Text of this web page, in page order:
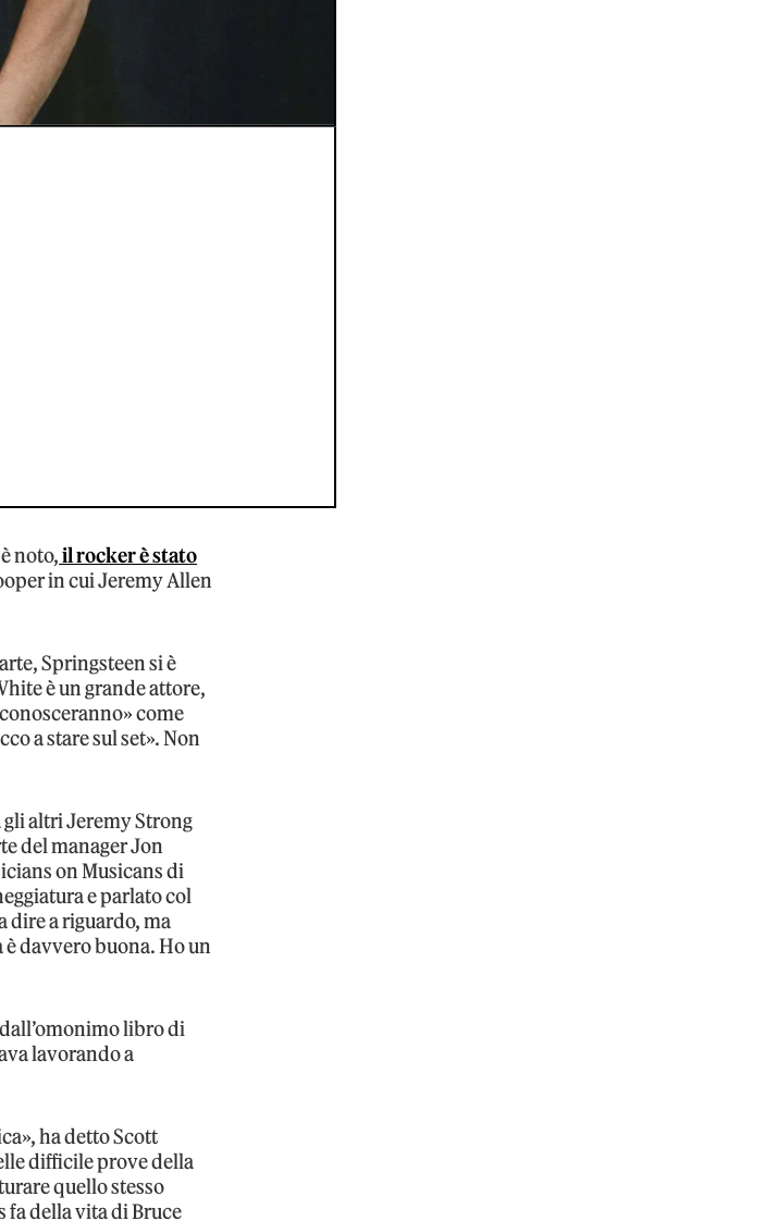
noto,il rocker è stato
in cui Jeremy Allen
Springsteen si è
è un grande attore,
come
a stare sul set». Non
altri Jeremy Strong
del manager Jon
on Musicans di
e parlato col
dire a riguardo, ma
davvero buona. Ho un
libro di
lavorando a
ha detto Scott
difficile prove della
quello stesso
fa della vita di Bruce